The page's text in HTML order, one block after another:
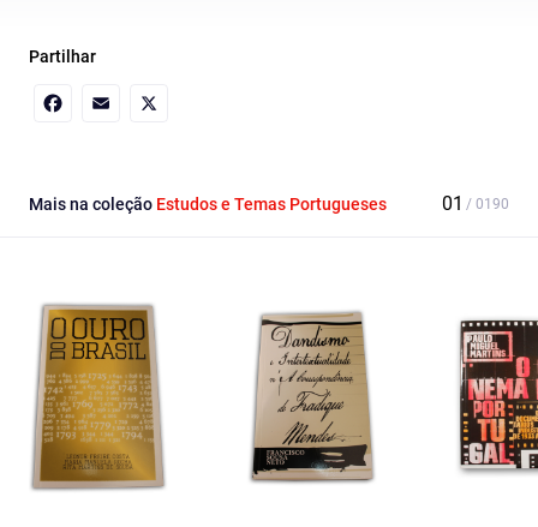
Partilhar
Mais na coleção Estudos e Temas Portugueses